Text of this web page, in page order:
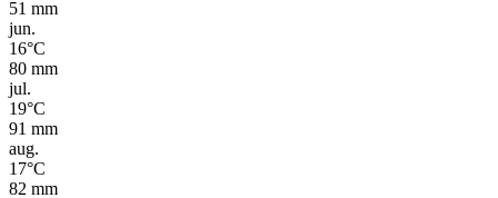
51 mm
jun.
16°C
80 mm
jul.
19°C
91 mm
aug.
17°C
82 mm